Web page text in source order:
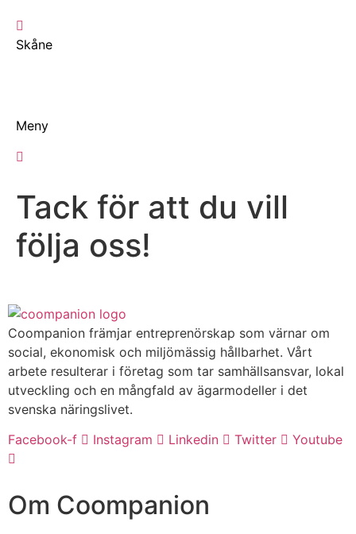
innehåll
Skåne
Meny
Tack för att du vill
följa oss!
Coompanion främjar entreprenörskap som värnar om
social, ekonomisk och miljömässig hållbarhet. Vårt
arbete resulterar i företag som tar samhällsansvar, lokal
utveckling och en mångfald av ägarmodeller i det
svenska näringslivet.
Facebook-f
Instagram Linkedin Twitter Youtube
Om Coompanion